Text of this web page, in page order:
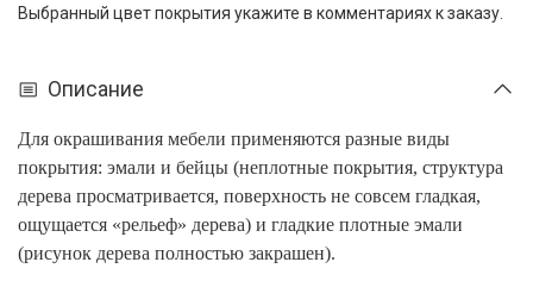
Выбранный цвет покрытия укажите в комментариях к заказу.
Описание
Для окрашивания мебели применяются разные виды
покрытия: эмали и бейцы (неплотные покрытия, структура
дерева просматривается, поверхность не совсем гладкая,
ощущается «рельеф» дерева) и гладкие плотные эмали
(рисунок дерева полностью закрашен).